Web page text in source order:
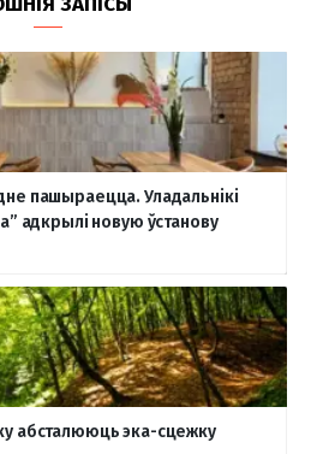
пашыраецца. Уладальнікі
адкрылі новую ўстанову
абсталююць эка-сцежку